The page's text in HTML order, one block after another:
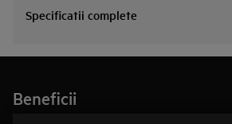
Specificatii complete
Beneficii